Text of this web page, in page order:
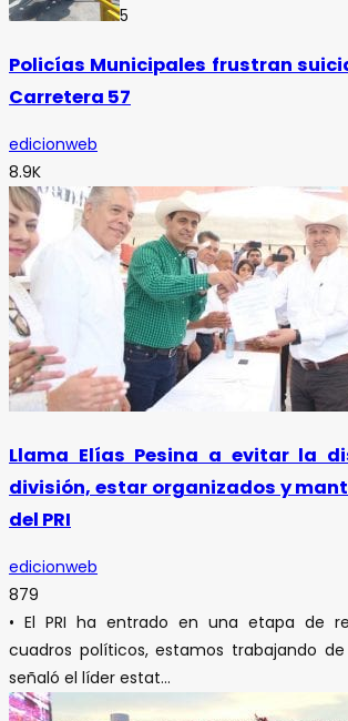
5
Policías Municipales frustran
Carretera 57
edicionweb
8.9K
Llama Elías Pesina a evitar la
división, estar organizados y
del PRI
edicionweb
879
• El PRI ha entrado en una etapa de
cuadros políticos, estamos trabajando
señaló el líder estat...